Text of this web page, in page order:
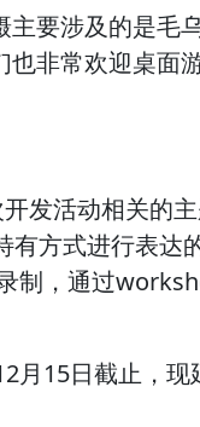
要涉及的是
非常欢迎桌
发活动相关的
方式进行表
，通过
15日截止，